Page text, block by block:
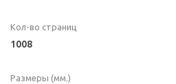
Кол-во страниц
1008
Размеры (мм.)